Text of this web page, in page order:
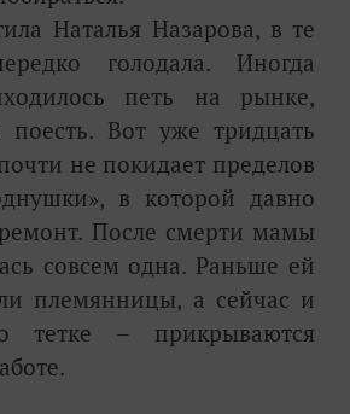
Наталья Назарова, в те
голодала. Иногда
петь на рынке,
поесть. Вот уже тридцать
не покидает пределов
», в которой давно
После смерти мамы
совсем одна. Раньше ей
племянницы, а сейчас и
тетке – прикрываются